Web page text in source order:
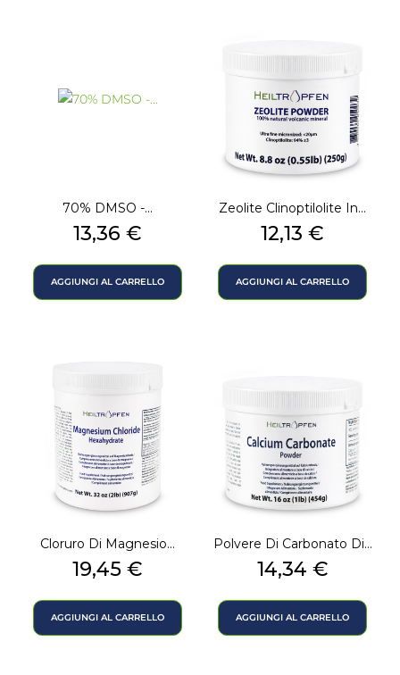
70% DMSO -...
Prezzo
13,36 €
AGGIUNGI AL CARRELLO
Zeolite Clinoptilolite In...
Prezzo
12,13 €
AGGIUNGI AL CARRELLO
Cloruro Di Magnesio...
Prezzo
19,45 €
AGGIUNGI AL CARRELLO
Polvere Di Carbonato Di...
Prezzo
14,34 €
AGGIUNGI AL CARRELLO